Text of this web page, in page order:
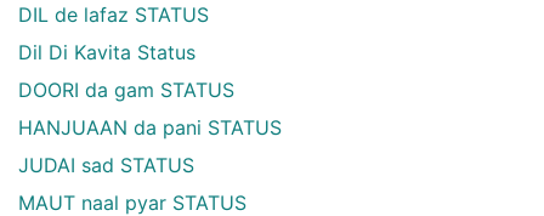
DIL de lafaz STATUS
Dil Di Kavita Status
DOORI da gam STATUS
HANJUAAN da pani STATUS
JUDAI sad STATUS
MAUT naal pyar STATUS